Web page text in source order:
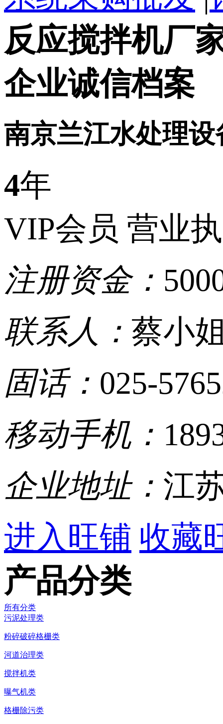
反应搅拌机厂
企业诚信档案
南京兰江水处理
4年
VIP会员 营业
注册资金：
联系人： 蔡小
固话： 025-
移动手机：
企业地址： 江
进入旺铺 收藏
产品分类
所有分类
污泥处理类
粉碎破碎格栅类
河道治理类
搅拌机类
曝气机类
格栅除污类